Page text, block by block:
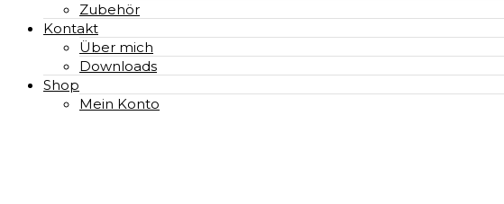
Zubehör
Kontakt
Über mich
Downloads
Shop
Mein Konto